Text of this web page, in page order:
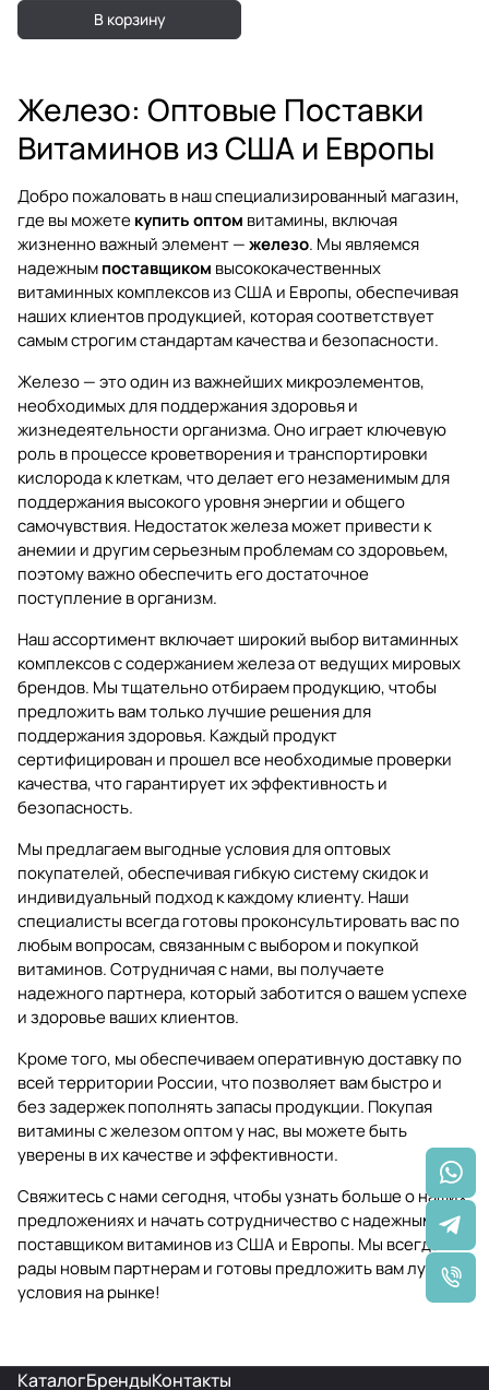
В корзину
Железо: Оптовые Поставки
Витаминов из США и Европы
Добро пожаловать в наш специализированный магазин,
где вы можетекупить оптом витамины, включая
жизненно важный элемент —железо. Мы являемся
надежнымпоставщиком высококачественных
витаминных комплексов из США и Европы, обеспечивая
наших клиентов продукцией, которая соответствует
самым строгим стандартам качества и безопасности.
Железо — это один из важнейших микроэлементов,
необходимых для поддержания здоровья и
жизнедеятельности организма. Оно играет ключевую
роль в процессе кроветворения и транспортировки
кислорода к клеткам, что делает его незаменимым для
поддержания высокого уровня энергии и общего
самочувствия. Недостаток железа может привести к
анемии и другим серьезным проблемам со здоровьем,
поэтому важно обеспечить его достаточное
поступление в организм.
Наш ассортимент включает широкий выбор витаминных
комплексов с содержанием железа от ведущих мировых
брендов. Мы тщательно отбираем продукцию, чтобы
предложить вам только лучшие решения для
поддержания здоровья. Каждый продукт
сертифицирован и прошел все необходимые проверки
качества, что гарантирует их эффективность и
безопасность.
Мы предлагаем выгодные условия для оптовых
покупателей, обеспечивая гибкую систему скидок и
индивидуальный подход к каждому клиенту. Наши
специалисты всегда готовы проконсультировать вас по
любым вопросам, связанным с выбором и покупкой
витаминов. Сотрудничая с нами, вы получаете
надежного партнера, который заботится о вашем успехе
и здоровье ваших клиентов.
Кроме того, мы обеспечиваем оперативную доставку по
всей территории России, что позволяет вам быстро и
без задержек пополнять запасы продукции. Покупая
витамины с железом оптом у нас, вы можете быть
уверены в их качестве и эффективности.
Свяжитесь с нами сегодня, чтобы узнать больше о наших
предложениях и начать сотрудничество с надежным
поставщиком витаминов из США и Европы. Мы всегда
рады новым партнерам и готовы предложить вам лучшие
условия на рынке!
КаталогБрендыКонтакты